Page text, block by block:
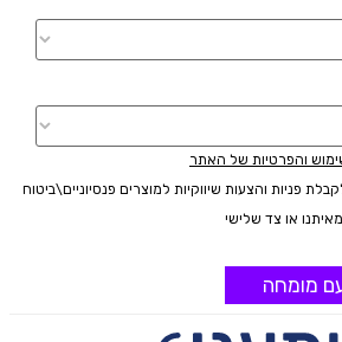
והפרטיות של האתר
פניות והצעות שיווקיות למוצרים פנסיוניים\ביטוח
מומחה